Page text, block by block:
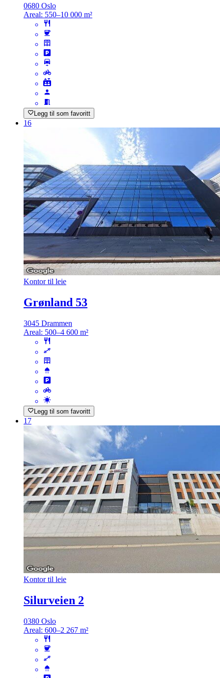
0680 Oslo
Areal: 550–10 000 m²
Legg til som favoritt
16
Kontor til leie
Grønland 53
3045 Drammen
Areal: 500–4 600 m²
Legg til som favoritt
17
Kontor til leie
Silurveien 2
0380 Oslo
Areal: 600–2 267 m²